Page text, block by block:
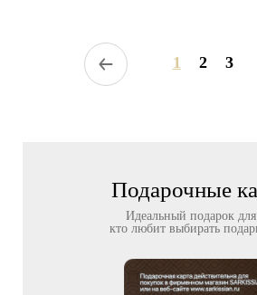
1 2 3
Подарочные
Идеальный подарок для
кто любит выбирать